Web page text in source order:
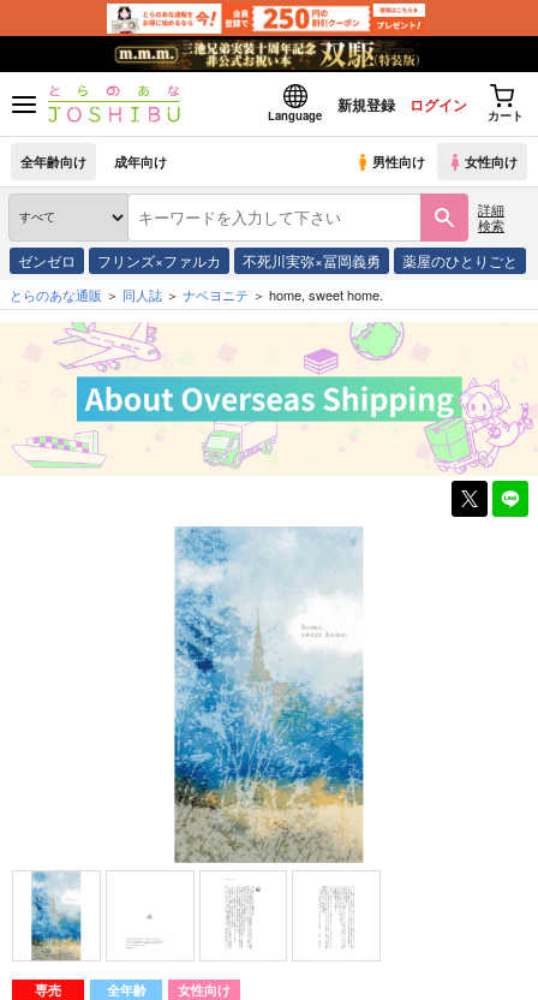
Language
新規登録 ログイン
カート
全年齢向け 成年向け 男性向け 女性向け
詳細
検索
ゼンゼロ フリンズ×ファルカ 不死川実弥×冨岡義勇 薬屋のひとりごと
とらのあな通販 同人誌 ナベヨニテ home, sweet home.
専売 全年齢 女性向け